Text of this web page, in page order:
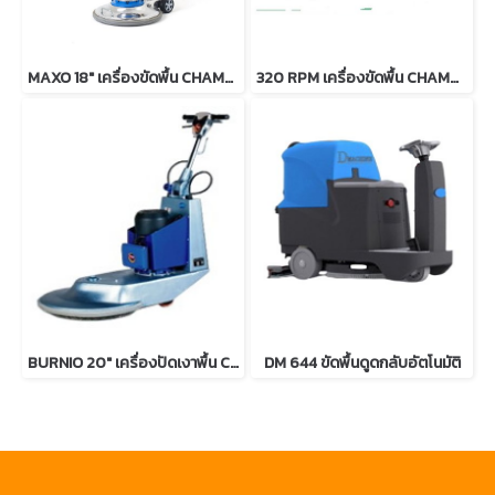
MAXO 18" เครื่องขัดพื้น CHAMPION 320 RPM เครื่องขัดพื้น CHAMPION
BURNIO 20" เครื่องปัดเงาพื้น CHAMPION DM 644 ขัดพื้นดูดกลับอัตโนมัติ